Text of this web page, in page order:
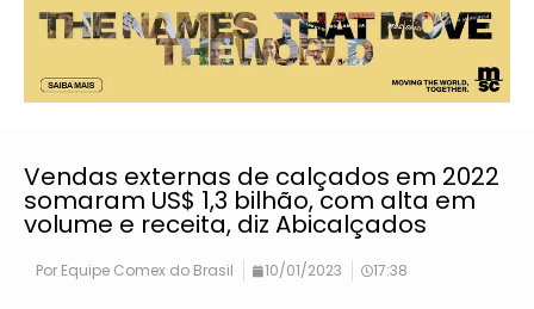
Vendas externas de calçados em 2022
somaram US$ 1,3 bilhão, com alta em
volume e receita, diz Abicalçados
Por Equipe Comex do Brasil 10/01/2023 17:38